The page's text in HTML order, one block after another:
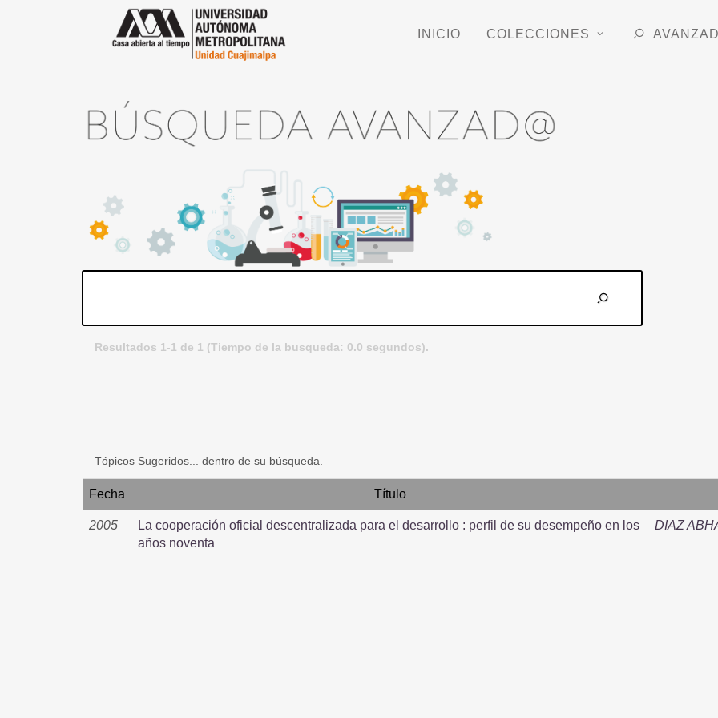
INICIO COLECCIONES
Resultados 1-1 de 1 (Tiempo de la busqueda: 0.0 segundos).
Tópicos Sugeridos... dentro de su búsqueda.
Fecha Título
2005
La cooperación oficial descentralizada para el desarrollo : perfil de su desempeño en los
años noventa
DIAZ